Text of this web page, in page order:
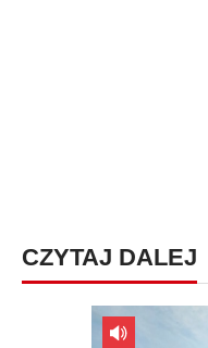
CZYTAJ DALEJ